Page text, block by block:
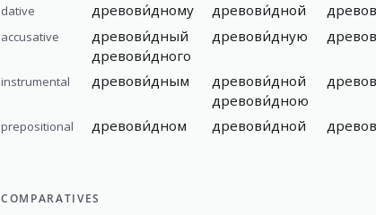
dative древови́дному древови́дной
accusative
древови́дный
древови́дного
древови́дную
instrumental древови́дным
древови́дной
древови́дною
prepositional древови́дном древови́дной
COMPARATIVES